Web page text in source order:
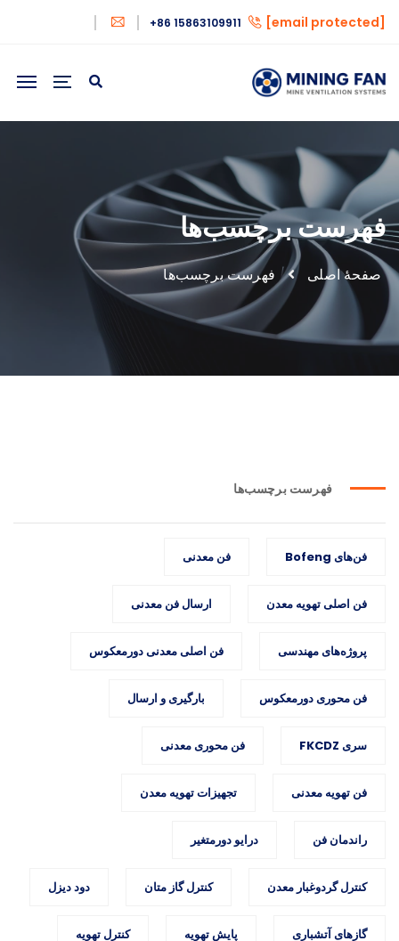
[email protected]
+86 15863109911
فهرست برچسب‌ها
صفحهٔ اصلی فهرست برچسب‌ها
فهرست برچسب‌ها
فن‌های Bofeng فن معدنی
فن اصلی تهویه معدن ارسال فن معدنی
پروژه‌های مهندسی فن اصلی معدنی دورمعکوس
فن محوری دورمعکوس بارگیری و ارسال
سری FKCDZ فن محوری معدنی
فن تهویه معدنی تجهیزات تهویه معدن
راندمان فن درایو دورمتغیر
کنترل گردوغبار معدن کنترل گاز متان دود دیزل
گازهای آتشباری پایش تهویه کنترل تهویه